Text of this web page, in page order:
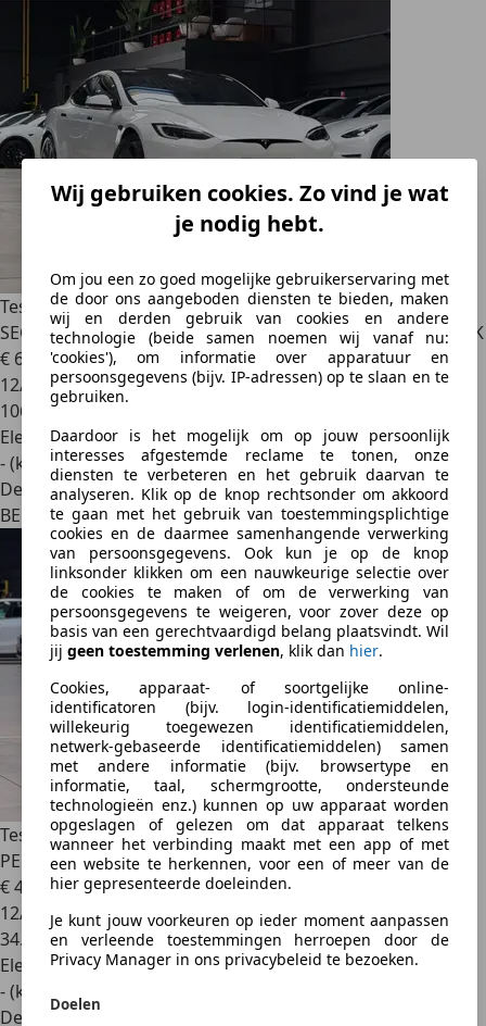
Wij gebruiken cookies. Zo vind je wat
je nodig hebt.
Om jou een zo goed mogelijke gebruikerservaring met
de door ons aangeboden diensten te bieden, maken
wij en derden gebruik van cookies en andere
technologie (beide samen noemen wij vanaf nu:
'cookies'), om informatie over apparatuur en
persoonsgegevens (bijv. IP-adressen) op te slaan en te
gebruiken.
Daardoor is het mogelijk om op jouw persoonlijk
interesses afgestemde reclame te tonen, onze
diensten te verbeteren en het gebruik daarvan te
analyseren. Klik op de knop rechtsonder om akkoord
te gaan met het gebruik van toestemmingsplichtige
cookies en de daarmee samenhangende verwerking
van persoonsgegevens. Ook kun je op de knop
linksonder klikken om een nauwkeurige selectie over
de cookies te maken of om de verwerking van
persoonsgegevens te weigeren, voor zover deze op
basis van een gerechtvaardigd belang plaatsvindt. Wil
jij geen toestemming verlenen, klik dan hier.
Cookies, apparaat- of soortgelijke online-
identificatoren (bijv. login-identificatiemiddelen,
willekeurig toegewezen identificatiemiddelen,
netwerk-gebaseerde identificatiemiddelen) samen
met andere informatie (bijv. browsertype en
informatie, taal, schermgrootte, ondersteunde
technologieën enz.) kunnen op uw apparaat worden
opgeslagen of gelezen om dat apparaat telkens
wanneer het verbinding maakt met een app of met
een website te herkennen, voor een of meer van de
hier gepresenteerde doeleinden.
Je kunt jouw voorkeuren op ieder moment aanpassen
en verleende toestemmingen herroepen door de
Privacy Manager in ons privacybeleid te bezoeken.
Doelen
Tesla Model S PLAID - 1020 HP - 0 to 100km/h in 2.1
SECONDS - PREMIUM PERFORMANCE MODEL - TOW HOOK
€ 64.9901
12/2022
106.077 km
Elektrisch
- (kWh/100 km)
Dealer
BE 1840
Tesla Model 3HARDWARE 4 - HIGHLAND PREMIUM -
PERFORMANCE - 20" WARP WHEELS
€ 49.9901
12/2024
34.720 km
Elektrisch
- (kWh/100 km)
Dealer